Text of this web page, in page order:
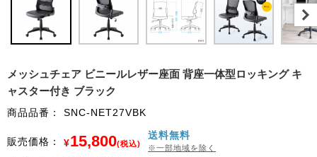
メッシュチェア ビニールレザー座面 背座一体型ロッキング キ
ャスター付き ブラック
商品品番： SNC-NET27VBK
販売価格： ¥15,800(税込)
送料無料
※一部地域を除く